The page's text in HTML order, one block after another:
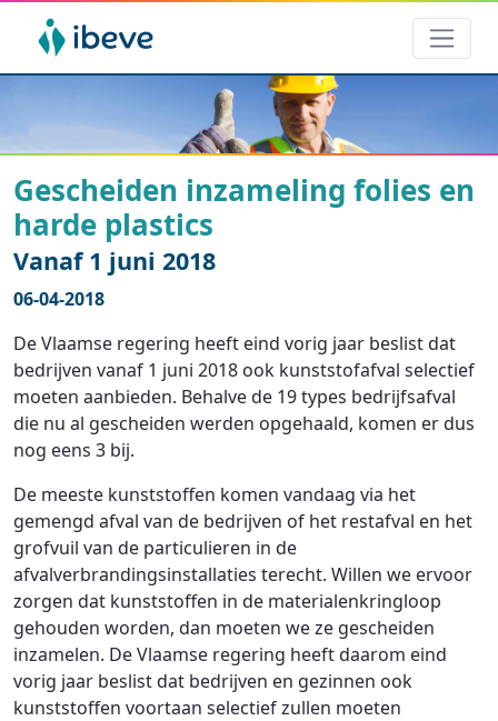
Gescheiden inzameling folies en
harde plastics
Vanaf 1 juni 2018
06-04-2018
De Vlaamse regering heeft eind vorig jaar beslist dat
bedrijven vanaf 1 juni 2018 ook kunststofafval selectief
moeten aanbieden. Behalve de 19 types bedrijfsafval
die nu al gescheiden werden opgehaald, komen er dus
nog eens 3 bij.
De meeste kunststoffen komen vandaag via het
gemengd afval van de bedrijven of het restafval en het
grofvuil van de particulieren in de
afvalverbrandingsinstallaties terecht. Willen we ervoor
zorgen dat kunststoffen in de materialenkringloop
gehouden worden, dan moeten we ze gescheiden
inzamelen. De Vlaamse regering heeft daarom eind
vorig jaar beslist dat bedrijven en gezinnen ook
kunststoffen voortaan selectief zullen moeten